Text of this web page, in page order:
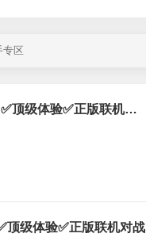
专区
全面战争：罗马2 - 帝皇版✅商城清空✅终极版❤️全DLC✅顶级体验✅正版联机对战全面战争罗马2
级体验✅正版联机对战